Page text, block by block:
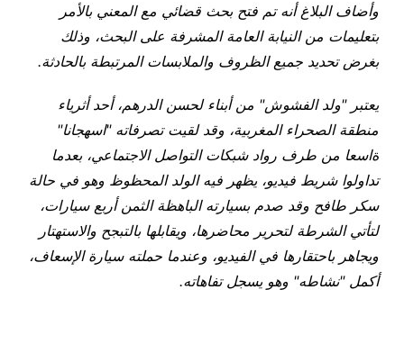
وأضاف البلاغ أنه تم فتح بحث قضائي مع المعني بالأمر
بتعليمات من النيابة العامة المشرفة على البحث، وذلك
بغرض تحديد جميع الظروف والملابسات المرتبطة بالحادثة.
يعتبر "ولد الفشوش" من أبناء لحسن الدرهم، أحد أثرياء
منطقة الصحراء المغربية، وقد لقيت تصرفاته "اسهجانا"
ةاسعا من طرف رواد شبكات التواصل الاجتماعي، بعدما
تداولوا شريط فيديو، يظهر فيه الولد المحظوظ وهو في حالة
سكر طافح وقد صدم بسيارته الباهظة الثمن أربع سيارات،
لتأتي الشرطة لتحرير محاضرها، ويقابلها بالتبجح والاستهتار
ويجاهر باحتقارها في الفيديو، وعندما حملته سيارة الإسعاف،
أكمل "نشاطه" وهو يسجل تفاهاته.